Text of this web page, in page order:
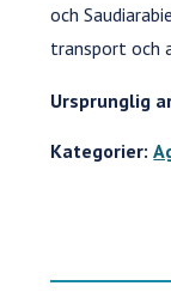
och
transport och
Ursprunglig
Kategorier: